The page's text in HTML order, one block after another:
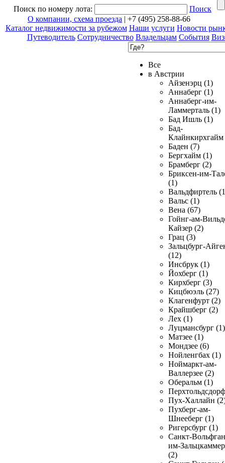
Поиск по номеру лота:
Поиск
О компании, схема проезда | +7 (495) 258-88-66
Каталог недвижимости за рубежом Наши услуги Новости
Путеводитель Сотрудничество Владельцам События
Все
в Австрии
Айзенэрц (1)
Аннаберг (1)
Аннаберг-им-
Ламмерталь (1)
Бад Ишль (1)
Бад-
Клайнкирхгайм
Баден (7)
Бергхайм (1)
Брамберг (2)
Бриксен-им-
(1)
Вальдфиртель
Вальс (1)
Вена (67)
Гойнг-ам-
Кайзер (2)
Грац (3)
Зальцбург-
(12)
Инсбрук (1)
Йохберг (1)
Кирхберг (3)
Кицбюэль (27)
Клагенфурт (2)
Крайшберг (2)
Лех (1)
Луцмансбург (1)
Матзее (1)
Мондзее (6)
Нойленгбах (1)
Ноймаркт-ам-
Валлерзее (2)
Оберальм (1)
Пух-Халлайн
Пухберг-ам-
Шнееберг (1)
Ригерсбург (1)
Санкт-
им-
(2)